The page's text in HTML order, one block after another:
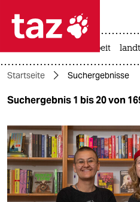
 taz zahl
taz zahl ich
themen
politik
öko
gesellschaft
arbeit
Startseite Suchergebnisse
Suchergebnis 1 bis 20 von